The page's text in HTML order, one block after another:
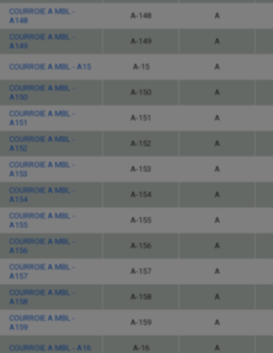
COURROIE A MBL -
A148
A-148 A
COURROIE A MBL -
A149
A-149 A
COURROIE A MBL - A15 A-15 A
COURROIE A MBL -
A150
A-150 A
COURROIE A MBL -
A151
A-151 A
COURROIE A MBL -
A152
A-152 A
COURROIE A MBL -
A153
A-153 A
COURROIE A MBL -
A154
A-154 A
COURROIE A MBL -
A155
A-155 A
COURROIE A MBL -
A156
A-156 A
COURROIE A MBL -
A157
A-157 A
COURROIE A MBL -
A158
A-158 A
COURROIE A MBL -
A159
A-159 A
COURROIE A MBL - A16 A-16 A